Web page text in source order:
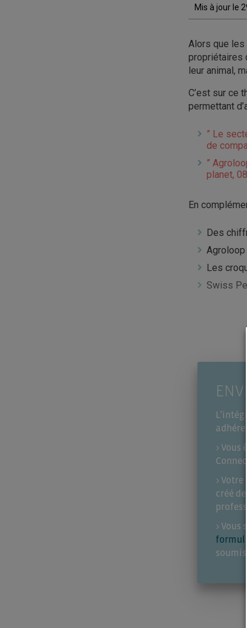
Mis à jour le
Alors que les
propriétaires
leur animal,
C’est sur ce
permettant
” Le
de
”
planet,
En
Des
Agroloop
Les
Swiss
> Vous
>
créé
>